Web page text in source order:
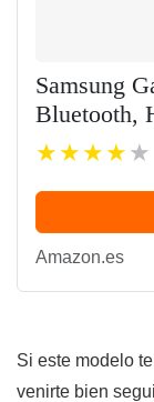
Samsung
Bluetooth,
Rotating
Amazon.es
Si este modelo
venirte bien